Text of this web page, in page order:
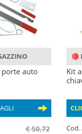
porte auto
€ 50,72
Kit
Cod.